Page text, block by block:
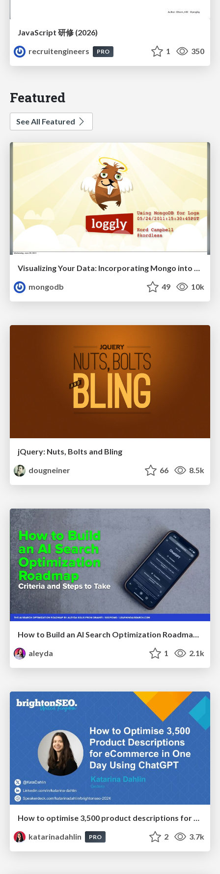
JavaScript 研修 (2026)
recruitengineers
PRO 1 350
Featured
See All Featured
Visualizing Your Data: Incorporating Mongo into Loggly Infrastructure
mongodb
49 10k
jQuery: Nuts, Bolts and Bling
dougneiner
66 8.5k
How to Build an AI Search Optimization Roadmap - Criteria and Steps to Take #SEOIRL
aleyda
1 2.1k
katarinadahlin
PRO 2 3.7k